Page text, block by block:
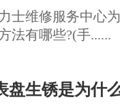
士维修服务中心
法有哪些?(手......
盘生锈是为什